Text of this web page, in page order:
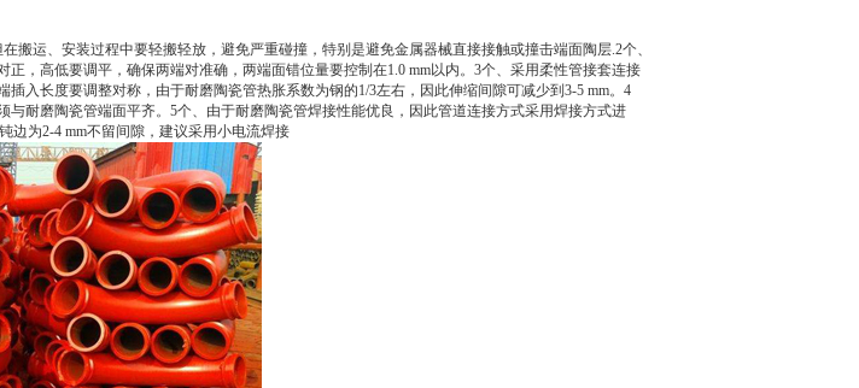
搬运、安装过程中要轻搬轻放，避免严重碰撞，特别是避免金属器械直接接触或撞击端面陶层.2个、
正，高低要调平，确保两端对准确，两端面错位量要控制在1.0 mm以内。3个、采用柔性管接套连接
插入长度要调整对称，由于耐磨陶瓷管热胀系数为钢的1/3左右，因此伸缩间隙可减少到3-5 mm。4
与耐磨陶瓷管端面平齐。5个、由于耐磨陶瓷管焊接性能优良，因此管道连接方式采用焊接方式进
边为2-4 mm不留间隙，建议采用小电流焊接